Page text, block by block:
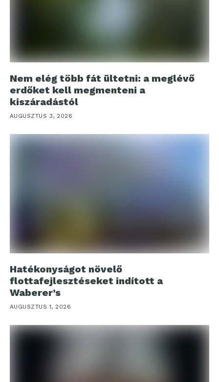
Nem elég több fát ültetni: a meglévő
erdőket kell megmenteni a
kiszáradástól
AUGUSZTUS 3, 2026
Hatékonyságot növelő
flottafejlesztéseket indított a
Waberer’s
AUGUSZTUS 1, 2026